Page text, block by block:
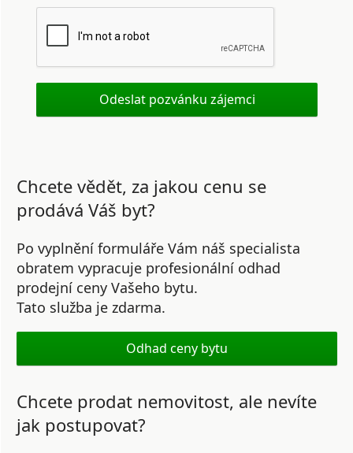
Chcete vědět, za jakou cenu se
prodává Váš byt?
Po vyplnění formuláře Vám náš specialista
obratem vypracuje profesionální odhad
prodejní ceny Vašeho bytu.
Tato služba je zdarma.
Odhad ceny bytu
Chcete prodat nemovitost, ale nevíte
jak postupovat?